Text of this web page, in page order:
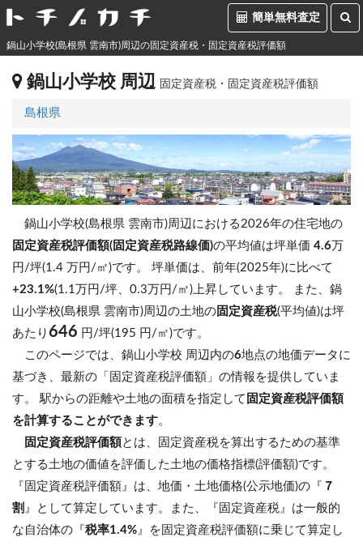
簡単無料査定
鍋山小学校(島根県 雲南市)周辺の固定資産税・固定資産税評価額
鍋山小学校 周辺 固定資産税・固定資産税評価額
島根県
鍋山小学校(島根県 雲南市)周辺における2026年の住宅地の
固定資産税評価額(固定資産税路線価)の平均値は坪単価 4.6万
円/坪(1.4 万円/㎡)です。 坪単価は、前年(2025年)に比べて
+23.1%(1.1万円/坪、0.3万円/㎡)上昇しています。
また、鍋
山小学校(島根県 雲南市)周辺の土地の 固定資産税(平均値)は坪
あたり 646 円/坪(195 円/㎡)です。
このページでは、鍋山小学校 周辺内の6地点の地価データに
基づき、最新の「固定資産税評価額」の情報を提供していま
す。 駅からの距離や土地の面積を指定して 固定資産税評価額
を計算することができます。
固定資産税評価額とは、固定資産税を算出するための基準
とする土地の価値を評価した土地の価格指標(評価額)です。
『固定資産税評価額』は、地価・土地価格(公示地価)の『 ７
割 』として算定しています。また、『固定資産税』は一般的
な自治体の『税率1.4% 』を固定資産税評価額に乗じて算定し